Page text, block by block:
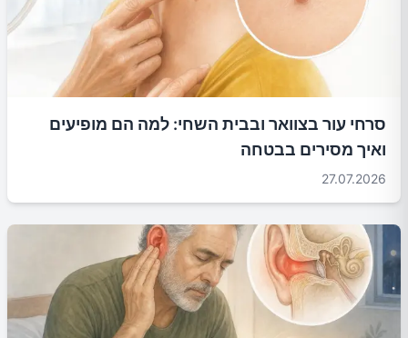
סרחי עור בצוואר ובבית השחי: למה הם מופיעים
ואיך מסירים בבטחה
27.07.2026